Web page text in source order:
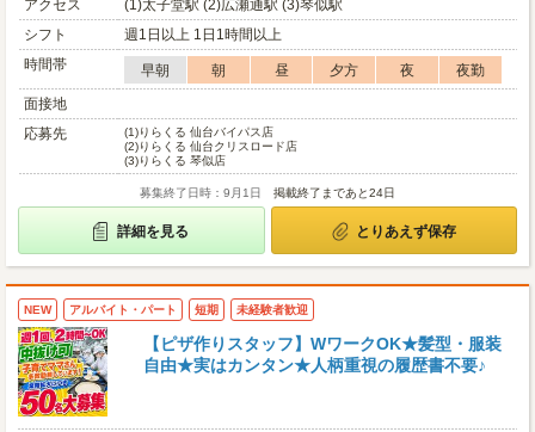
アクセス
(1)太子堂駅 (2)広瀬通駅 (3)琴似駅
シフト
週1日以上 1日1時間以上
時間帯
早朝 朝 昼 夕方 夜
夜勤
面接地
応募先
(1)りらくる 仙台バイパス店
(2)りらくる 仙台クリスロード店
(3)りらくる 琴似店
募集終了日時：9月1日 掲載終了まであと24日
詳細を見る とりあえず保存
NEW アルバイト・パート 短期 未経験者歓迎
【ピザ作りスタッフ】WワークOK★髪型・服装
自由★実はカンタン★人柄重視の履歴書不要♪